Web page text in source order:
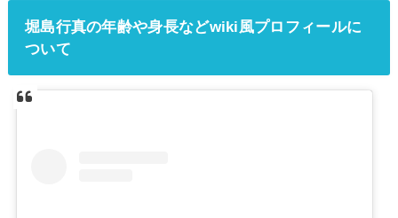
堀島行真の年齢や身長などwiki風プロフィールに
ついて